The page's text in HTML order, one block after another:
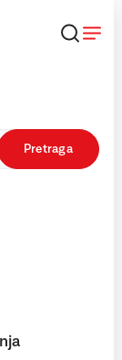
Pretraga